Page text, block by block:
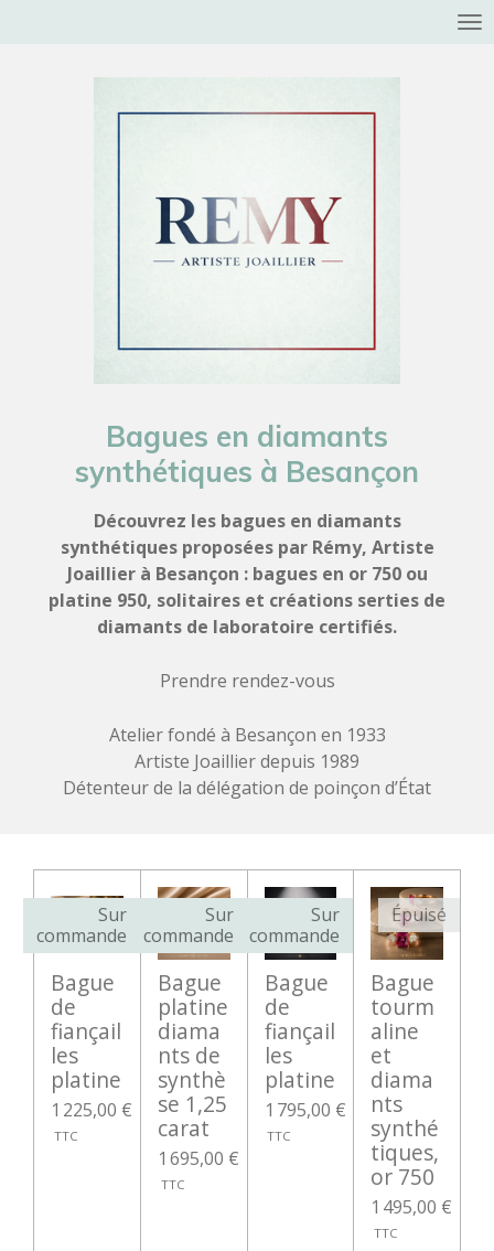
Bagues en diamants
synthétiques à Besançon
Découvrez les bagues en diamants
synthétiques proposées par Rémy, Artiste
Joaillier à Besançon : bagues en or 750 ou
platine 950, solitaires et créations serties de
diamants de laboratoire certifiés.
Prendre rendez-vous
Atelier fondé à Besançon en 1933
Artiste Joaillier depuis 1989
Détenteur de la délégation de poinçon d’État
Sur
commande
Bague
de
fiançail
les
platine
1 225,00 €
Sur
commande
Bague
platine
diama
nts de
synthè
se 1,25
carat
1 695,00 €
Sur
commande
Bague
de
fiançail
les
platine
1 795,00 €
Épuisé
Bague
tourm
aline
et
diama
nts
synthé
tiques,
or 750
1 495,00 €